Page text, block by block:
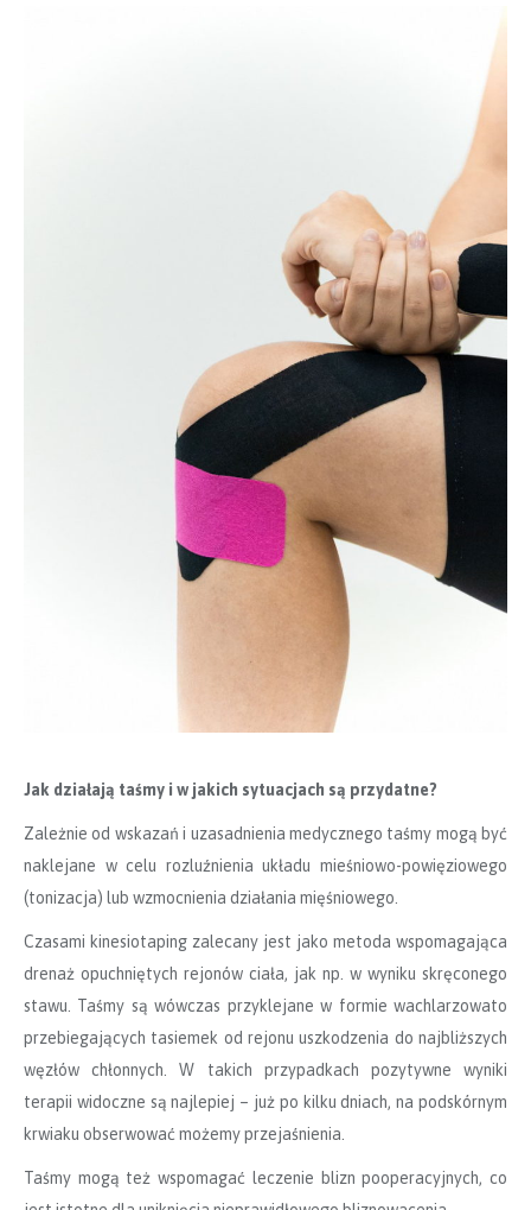
Jak działają taśmy i w jakich sytuacjach są przydatne?
Zależnie od wskazań i uzasadnienia medycznego taśmy mogą być
naklejane w celu rozluźnienia układu mieśniowo-powięziowego
(tonizacja) lub wzmocnienia działania mięśniowego.
Czasami kinesiotaping zalecany jest jako metoda wspomagająca
drenaż opuchniętych rejonów ciała, jak np. w wyniku skręconego
stawu. Taśmy są wówczas przyklejane w formie wachlarzowato
przebiegających tasiemek od rejonu uszkodzenia do najbliższych
węzłów chłonnych. W takich przypadkach pozytywne wyniki
terapii widoczne są najlepiej – już po kilku dniach, na podskórnym
krwiaku obserwować możemy przejaśnienia.
Taśmy mogą też wspomagać leczenie blizn pooperacyjnych, co